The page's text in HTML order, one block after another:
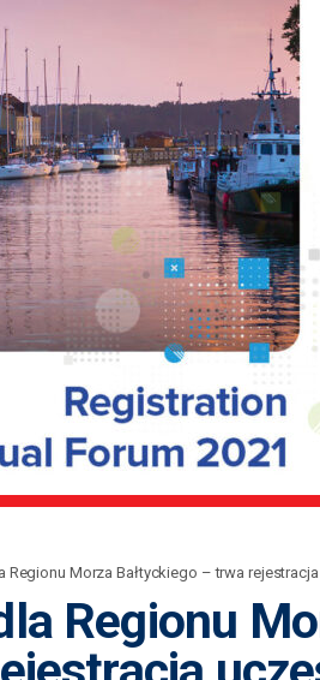
Regionu Morza Bałtyckiego – trwa
Regionu